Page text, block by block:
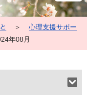
＞
心理支援サポー
年08月